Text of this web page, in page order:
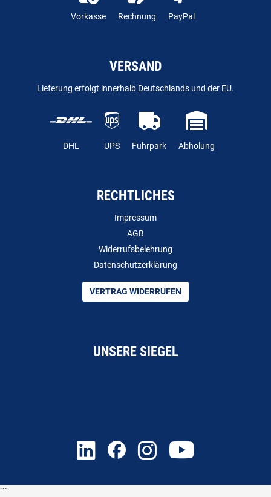
Vorkasse Rechnung PayPal
VERSAND
Lieferung erfolgt innerhalb Deutschlands und der EU.
DHL UPS Fuhrpark Abholung
RECHTLICHES
Impressum
AGB
Widerrufsbelehrung
Datenschutzerklärung
VERTRAG WIDERRUFEN
UNSERE SIEGEL
```